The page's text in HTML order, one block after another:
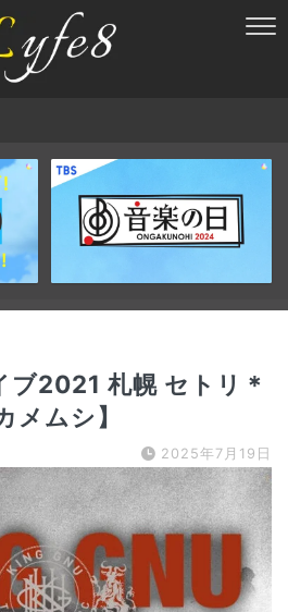
2021 札幌 セトリ＊
メムシ】
2025年7月19日